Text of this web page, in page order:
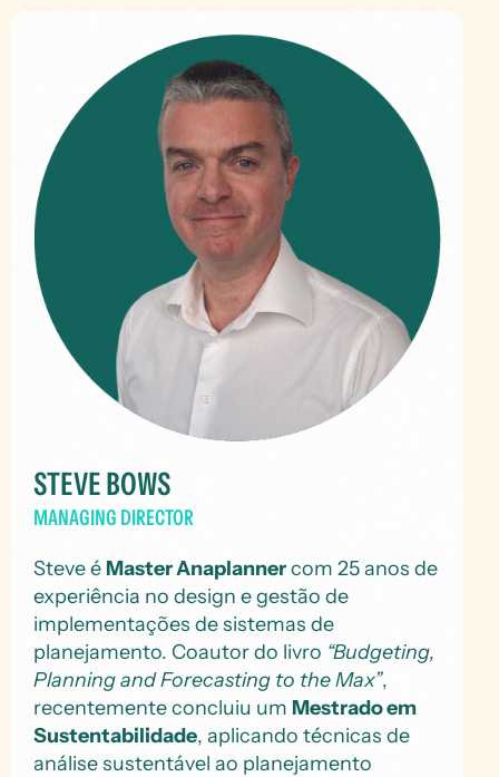
STEVE BOWS
MANAGING DIRECTOR
Steve éMaster Anaplannercom 25 anos de
experiência no design e gestão de
implementações de sistemas de
planejamento. Coautor do livro “Budgeting,
Planning and Forecasting to the Max”,
recentemente concluiu um Mestrado em
Sustentabilidade, aplicando técnicas de
análise sustentável ao planejamento